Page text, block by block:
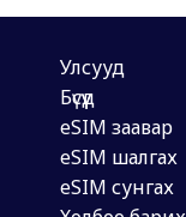
Улсууд
Бүсүүд
eSIM заавар
eSIM шалгах
eSIM сунгах